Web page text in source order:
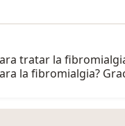
tratar la
la fibromialgia?